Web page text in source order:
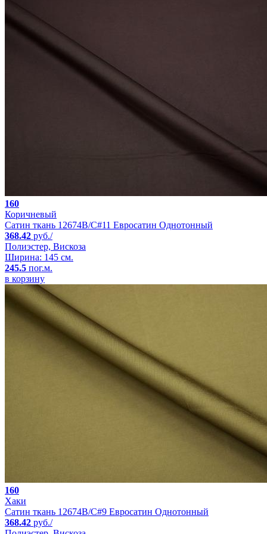
160
Коричневый
Сатин ткань 12674B/C#11 Евросатин Однотонный
368.42 руб./
Полиэстер, Вискоза
Ширина: 145 см.
245.5 пог.м.
в корзину
160
Хаки
Сатин ткань 12674B/C#9 Евросатин Однотонный
368.42 руб./